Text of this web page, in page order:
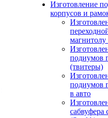
Изготовление
корпусов и
подиумов
(твитеры)
подиумов
в авто
сабвуфера